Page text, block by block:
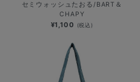
セミウォッシュたおる/BART＆
CHAPY
¥1,100 (税込)